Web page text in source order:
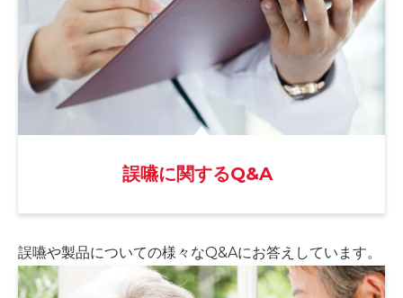
誤嚥に関するQ&A
誤嚥や製品についての様々なQ&Aにお答えしています。